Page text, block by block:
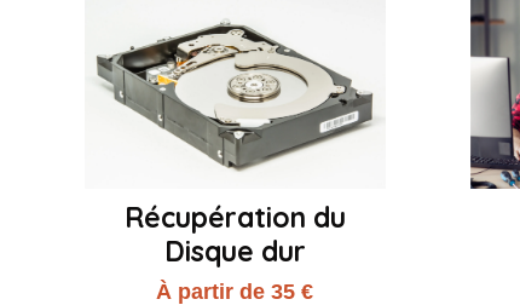
Récupération du
Disque dur
À partir de 35 €